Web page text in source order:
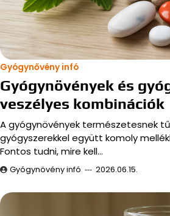
Gyógynővény infó
Gyógynövények és
veszélyes kombinációk
A gyógynövények természetesnek
gyógyszerekkel együtt komoly
Fontos tudni, mire kell…
Gyógynövény infó 2026.06.15.